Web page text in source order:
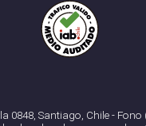
0848, Santiago, Chile - Fono